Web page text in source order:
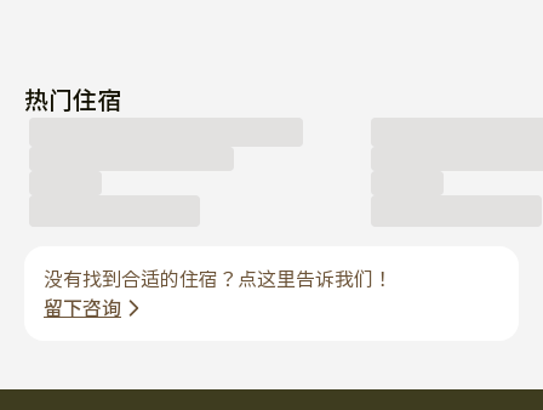
热门住宿
没有找到合适的住宿？点这里告诉我们！
留下咨询